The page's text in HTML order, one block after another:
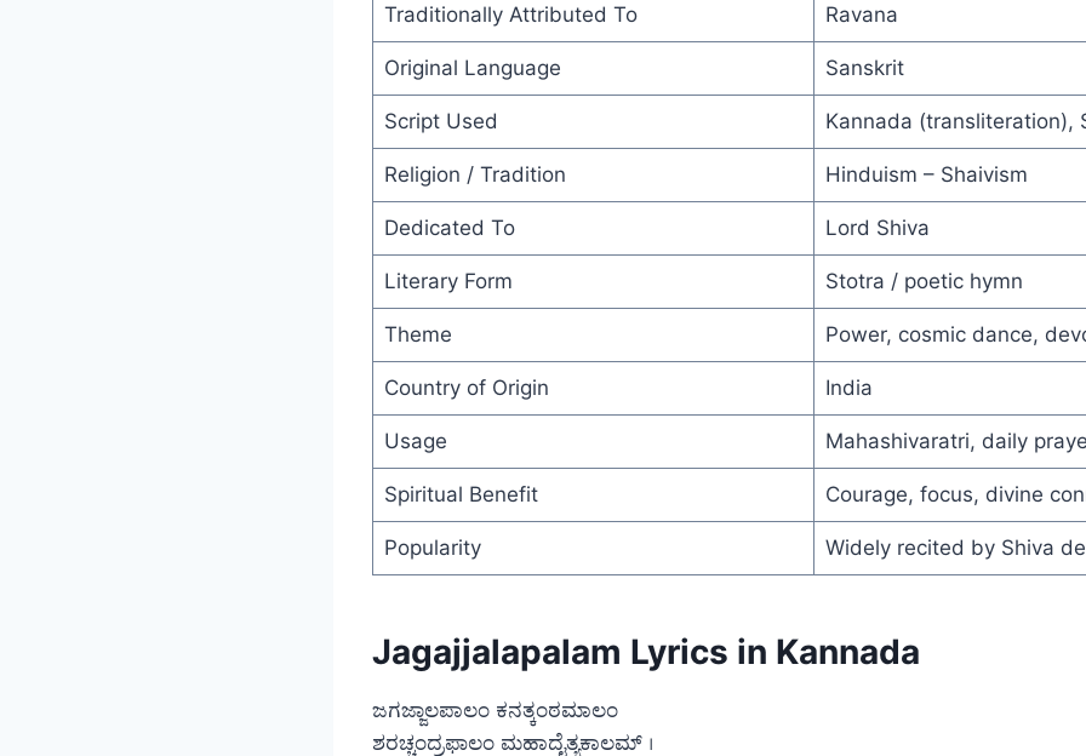
Traditionally Attributed To Ravana
Original Language Sanskrit
Script Used Kannada (transliteration),
Religion / Tradition Hinduism – Shaivism
Dedicated To Lord Shiva
Literary Form Stotra / poetic hymn
Theme Power, cosmic dance,
Country of Origin India
Usage Mahashivaratri, daily
Spiritual Benefit Courage, focus, divine
Popularity Widely recited by Shiva
Jagajjalapalam Lyrics in Kannada
ಜಗಜ್ಜಾಲಪಾಲಂ ಕನತ್ಕಂಠಮಾಲಂ
ಶರಚ್ಚಂದ್ರಫಾಲಂ ಮಹಾದೈತ್ಯಕಾಲಮ್ ।